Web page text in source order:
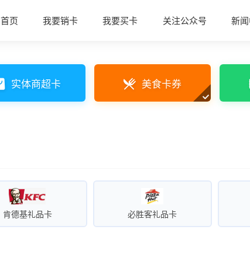
首页 我要销卡 我要买卡 关注公众号 新
实体商超卡 美食卡券
肯德基礼品卡 必胜客礼品卡